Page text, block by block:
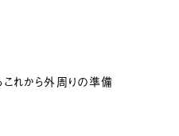
れから外周りの準備